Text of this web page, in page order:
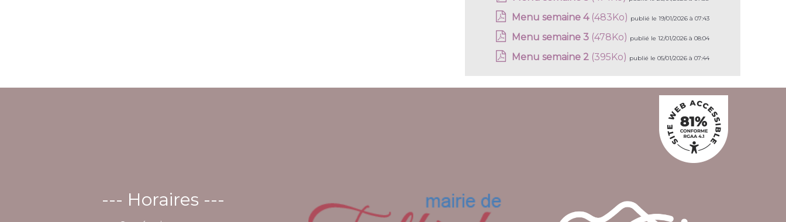
Menu semaine 4(483Ko) publié le 19/01/2026 à 07:43
Menu semaine 3 (478Ko) publié le 12/01/2026 à 08:04
Menu semaine 2 (395Ko) publié le 05/01/2026 à 07:44
--- Horaires ---